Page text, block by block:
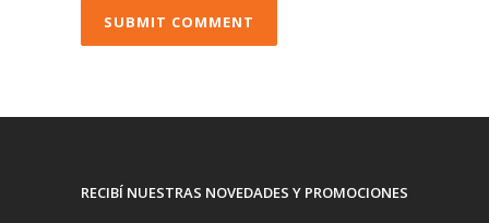
RECIBÍ NUESTRAS NOVEDADES Y PROMOCIONES